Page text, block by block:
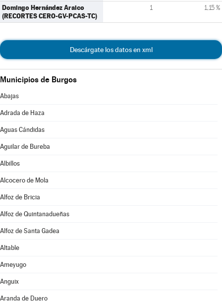
Domingo Hernández Araico
(RECORTES CERO-GV-PCAS-TC)
1 1,15 %
Descárgate los datos en xml
Municipios de Burgos
Abajas
Adrada de Haza
Aguas Cándidas
Aguilar de Bureba
Albillos
Alcocero de Mola
Alfoz de Bricia
Alfoz de Quintanadueñas
Alfoz de Santa Gadea
Altable
Ameyugo
Anguix
Aranda de Duero